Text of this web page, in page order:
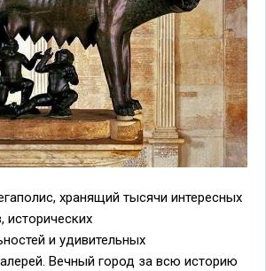
хранящий тысячи интересных
исторических
и удивительных
Вечный город за всю историю